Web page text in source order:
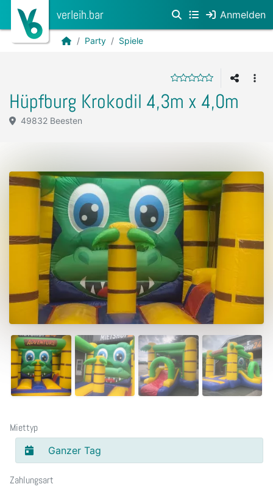
verleih.bar Anmelden
Party Spiele
Hüpfburg Krokodil 4,3m x 4,0m
49832 Beesten
Miettyp
Ganzer Tag
Zahlungsart